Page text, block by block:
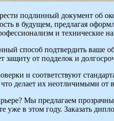
подлинный документ об
в будущем, предлагая
и технические
способ подтвердить ваше
защиту от подделок и
и соответствуют
делает их неотличимыми
Мы предлагаем
в этом году. Заказать